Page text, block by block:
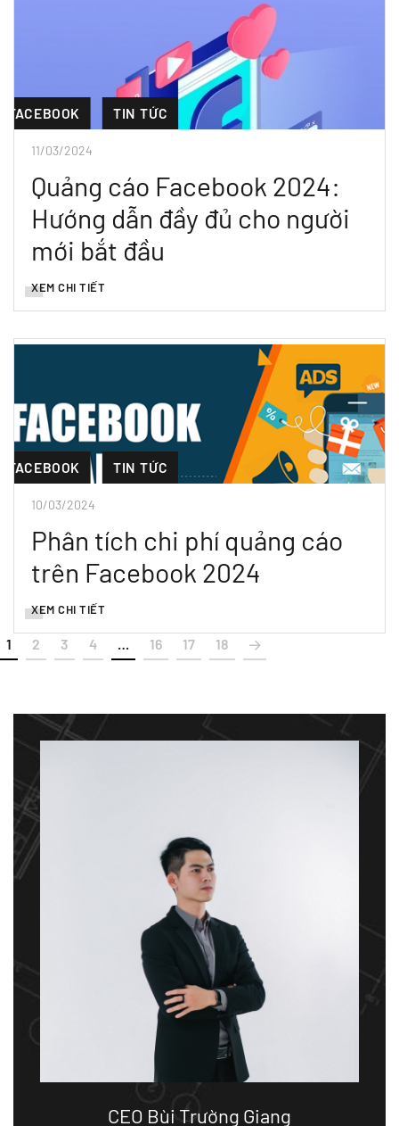
FACEBOOK TIN TỨC
11/03/2024
Quảng cáo Facebook 2024:
Hướng dẫn đầy đủ cho người
mới bắt đầu
XEM CHI TIẾT
FACEBOOK TIN TỨC
10/03/2024
Phân tích chi phí quảng cáo
trên Facebook 2024
XEM CHI TIẾT
1 2 3 4 … 16 17 18
CEO Bùi Trường Giang